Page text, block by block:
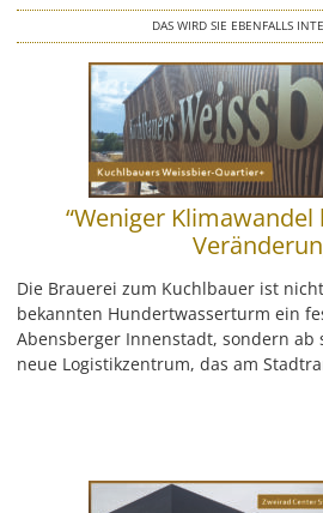
REFERENZEN
KONTAKT
JOBS & KARRIERE
DAS WIRD SIE EBENFALLS
“Weniger
Die Brauerei zum Kuchlbauer ist
bekannten Hundertwasserturm ein
Abensberger Innenstadt, sondern ab
neue Logistikzentrum, das am